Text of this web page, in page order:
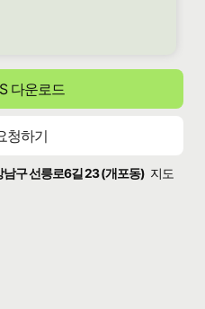
다운로드
청하기
남구 선릉로6길 23 (개포동) 지도